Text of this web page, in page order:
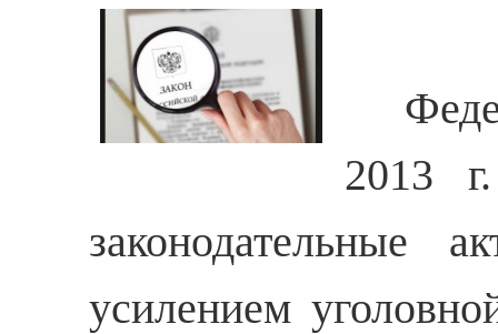
2013
законодательные
усилением